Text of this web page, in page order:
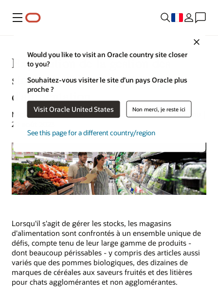
Menu
Would you like to visit an Oracle country site closer
to you?
Souhaitez-vous visiter le site d’un pays Oracle plus
proche ?
Visit Oracle United States Non merci, je reste ici
See this page for a different country/region
Explication de la gestion des
stocks dans les magasins
d'alimentation
Michael Hickins | Responsable de la stratégie de contenu |
29 août 2023
Lorsqu'il s'agit de gérer les stocks, les magasins
d'alimentation sont confrontés à un ensemble unique de
défis, compte tenu de leur large gamme de produits -
dont beaucoup périssables - y compris des articles aussi
variés que des pommes biologiques, des dizaines de
marques de céréales aux saveurs fruités et des litières
pour chats agglomérantes et non agglomérantes.